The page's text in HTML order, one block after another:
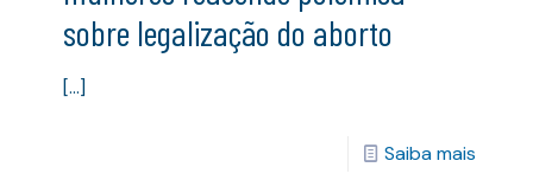
sobre legalização do aborto
[…]
Saiba mais